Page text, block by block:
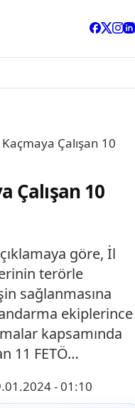
Çalışan 10
Çalışan 10
göre, İl
terörle
sağlanmasına
ekiplerince
kapsamında
11 FETÖ…
- 01:10